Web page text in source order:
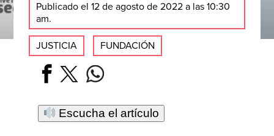
Publicado el 12 de agosto de 2022 a las 10:30
am.
JUSTICIA FUNDACIÓN
Escucha el artículo